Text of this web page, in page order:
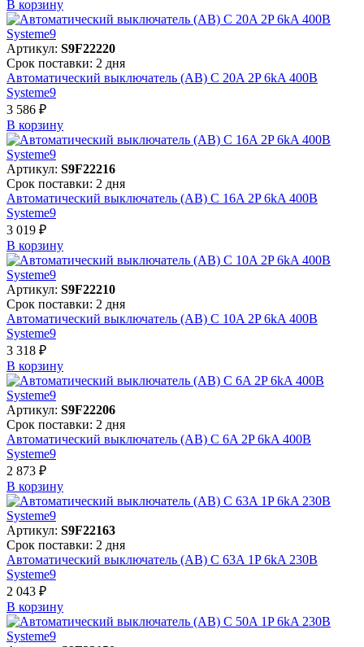
В корзинy
Артикул: S9F22220
Срок поставки: 2 дня
Автоматический выключатель (АВ) C 20A 2P 6kA 400В
Systeme9
3 586 ₽
В корзинy
Артикул: S9F22216
Срок поставки: 2 дня
Автоматический выключатель (АВ) C 16A 2P 6kA 400В
Systeme9
3 019 ₽
В корзинy
Артикул: S9F22210
Срок поставки: 2 дня
Автоматический выключатель (АВ) C 10A 2P 6kA 400В
Systeme9
3 318 ₽
В корзинy
Артикул: S9F22206
Срок поставки: 2 дня
Автоматический выключатель (АВ) C 6A 2P 6kA 400В
Systeme9
2 873 ₽
В корзинy
Артикул: S9F22163
Срок поставки: 2 дня
Автоматический выключатель (АВ) C 63A 1P 6kA 230В
Systeme9
2 043 ₽
В корзинy